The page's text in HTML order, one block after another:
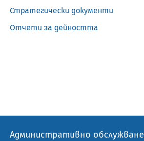
Стратегически документи
Отчети за дейността
Административно обслужване